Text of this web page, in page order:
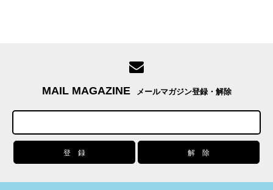
MAIL MAGAZINE メールマガジン登録・解除